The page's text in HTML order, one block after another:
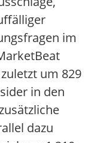
im
um 829
in den
dazu